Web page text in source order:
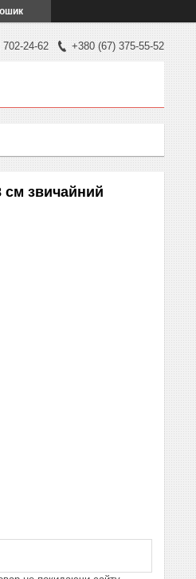
24-62 +380 (67) 375-55-52
см звичайний